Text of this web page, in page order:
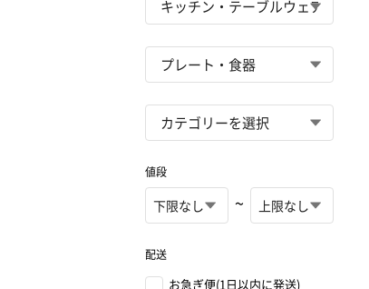
値段
~
配送
お急ぎ便(1日以内に発送)